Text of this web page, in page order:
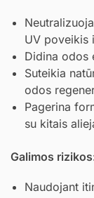
UV poveikis
Didina odos
Suteikia
odos
Pagerina
su kitais
Galimos
Naudojant